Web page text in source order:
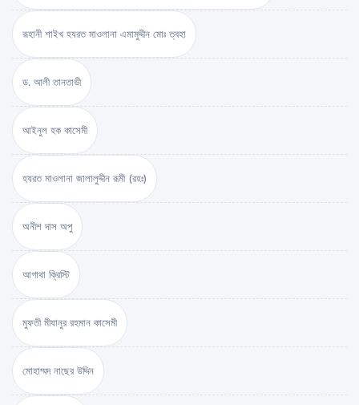
রূহানী শাইখ হযরত মাওলানা এমামুদ্দীন মোঃ ত্বহা
ড. আলী তানতাভী
আইনুল হক কাসেমী
হযরত মাওলানা জালালুদ্দীন রূমী (রহঃ)
অনীশ দাস অপু
আগাথা ক্রিস্টি
মুফতী মীযানুর রহমান কাসেমী
মোহাম্মদ নাছের উদ্দিন